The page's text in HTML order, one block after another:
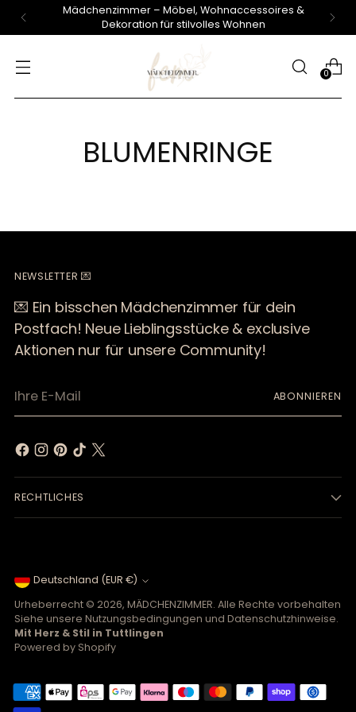
Mädchenzimmer – Möbel, Wohnaccessoires &
Dekoration für stilvolles Wohnen
0
BLUMENRINGE
NEWSLETTER 💌
💌 Ein bisschen Mädchenzimmer für dein
Postfach! Neue Lieblingsstücke & exclusive
Aktionen nur für unsere Community!
E-
ABONNIEREN
RECHTLICHES
Währung
Deutschland (EUR €)
Urheberrecht © 2026, MÄDCHENZIMMER. Alle Rechte vorbehalten
Siehe unsere Nutzungsbedingungen und Datenschutzhinweise.
Mit Herz & Stil in Tuttlingen
Powered by Shopify